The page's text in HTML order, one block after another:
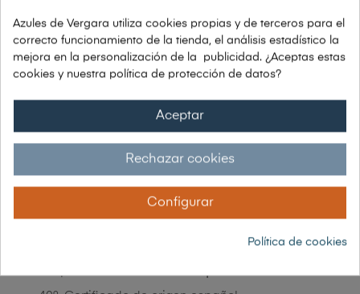
Garantía 30 días de devolución
Zueco Sanitario Anatómico
diseño MyReach
que no contiene sustancias perjudiciales para
la salud y el medioambiente. Suela EVA
DRY para mayor transpirabilidad y gestión en la
temperatura.Zueco de trabajolavable hasta
Azules de Vergara utiliza cookies propias y de terceros para el
correcto funcionamiento de la tienda, el análisis estadístico la
mejora en la personalización de la publicidad. ¿Aceptas estas
cookies y nuestra política de protección de datos?
Aceptar
Rechazar cookies
Configurar
Política de cookies